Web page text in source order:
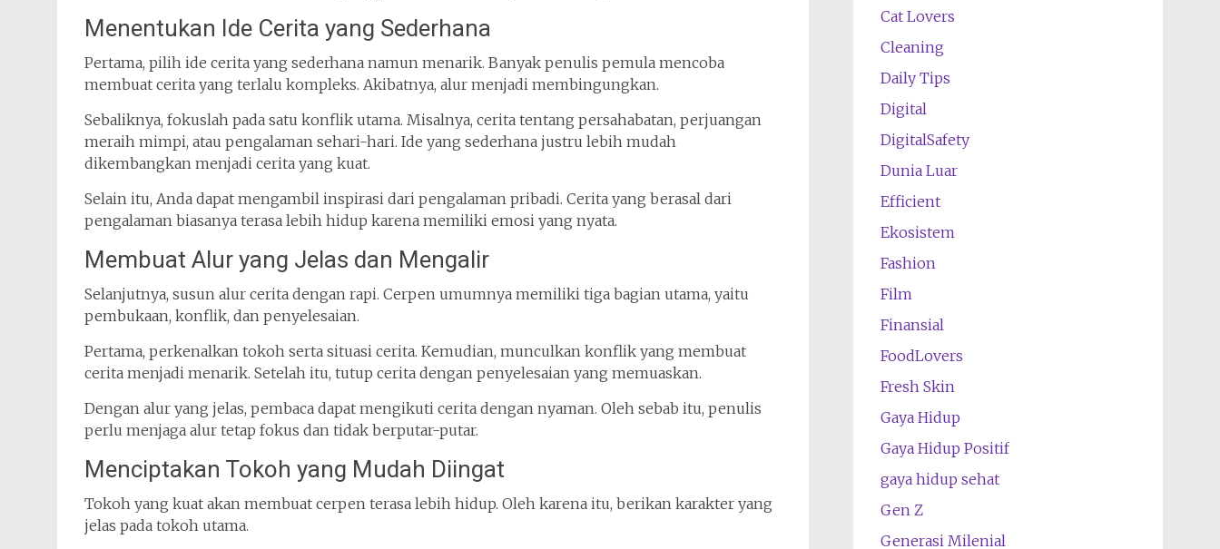
Menentukan Ide Cerita yang Sederhana
Pertama, pilih ide cerita yang sederhana namun menarik. Banyak penulis pemula mencoba
membuat cerita yang terlalu kompleks. Akibatnya, alur menjadi membingungkan.
Sebaliknya, fokuslah pada satu konflik utama. Misalnya, cerita tentang persahabatan, perjuangan
meraih mimpi, atau pengalaman sehari-hari. Ide yang sederhana justru lebih mudah
dikembangkan menjadi cerita yang kuat.
Selain itu, Anda dapat mengambil inspirasi dari pengalaman pribadi. Cerita yang berasal dari
pengalaman biasanya terasa lebih hidup karena memiliki emosi yang nyata.
Membuat Alur yang Jelas dan Mengalir
Selanjutnya, susun alur cerita dengan rapi. Cerpen umumnya memiliki tiga bagian utama, yaitu
pembukaan, konflik, dan penyelesaian.
Pertama, perkenalkan tokoh serta situasi cerita. Kemudian, munculkan konflik yang membuat
cerita menjadi menarik. Setelah itu, tutup cerita dengan penyelesaian yang memuaskan.
Dengan alur yang jelas, pembaca dapat mengikuti cerita dengan nyaman. Oleh sebab itu, penulis
perlu menjaga alur tetap fokus dan tidak berputar-putar.
Menciptakan Tokoh yang Mudah Diingat
Tokoh yang kuat akan membuat cerpen terasa lebih hidup. Oleh karena itu, berikan karakter yang
jelas pada tokoh utama.
Cat Lovers
Cleaning
Daily Tips
Digital
DigitalSafety
Dunia Luar
Efficient
Ekosistem
Fashion
Film
Finansial
FoodLovers
Fresh Skin
Gaya Hidup
Gaya Hidup Positif
gaya hidup sehat
Gen Z
Generasi Milenial